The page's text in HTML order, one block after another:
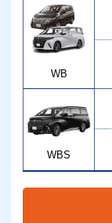
WB
WBS